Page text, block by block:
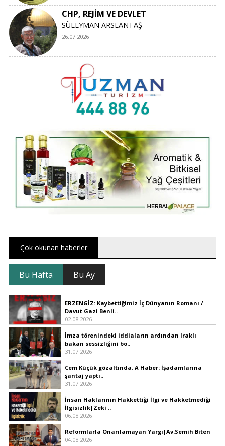
CHP, REJİM VE DEVLET
SÜLEYMAN ARSLANTAŞ
26.07.2026
Çok okunan haberler
Bu Hafta Bu Ay
ERZENGİZ: Kaybettiğimiz İç Dünyanın Romanı /
Davut Gazi Benli..
02.08.2026
İmza törenindeki iddiaların ardından Iraklı
bakan sessizliğini bo..
31.07.2026
Cem Küçük gözaltında. A Haber: İşadamlarına
şantaj yaptı..
31.07.2026
İnsan Haklarının Hakkettiği İlgi ve Hakketmediği
İlgisizlik|Zeki ..
06.08.2026
Reformlarla Onarılamayan Yargı|Av.Semih Biten
04.08.2026